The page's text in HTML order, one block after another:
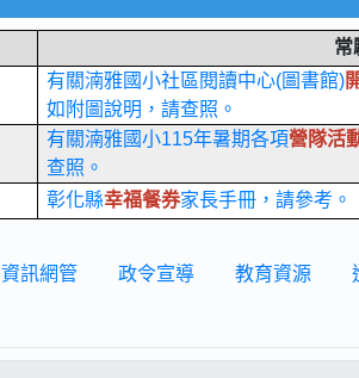
常
有關湳雅國小社區閱讀中心(圖書館)
如附圖說明，請查照。
有關湳雅國小115年暑期各項營隊活
查照。
彰化縣幸福餐券家長手冊，請參考。
資訊網管 政令宣導 教育資源